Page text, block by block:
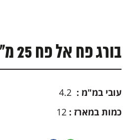
בורג פח אל פח 25 מ"מ מגולוון – שפיץ – קופסא 1000 יח'
עובי במ"מ :
כמות במארז :